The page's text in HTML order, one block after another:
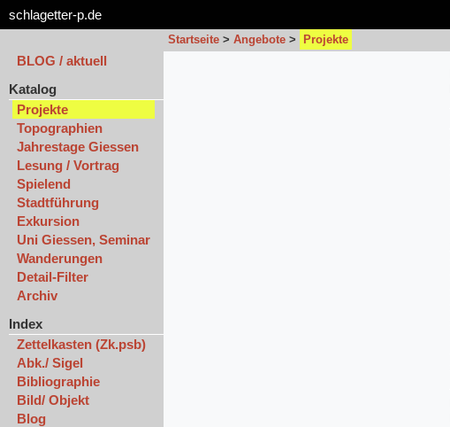
schlagetter-p.de
Startseite > Angebote > Projekte
BLOG / aktuell
Katalog
Projekte
Topographien
Jahrestage Giessen
Lesung / Vortrag
Spielend
Stadtführung
Exkursion
Uni Giessen, Seminar
Wanderungen
Detail-Filter
Archiv
Index
Zettelkasten (Zk.psb)
Abk./ Sigel
Bibliographie
Bild/ Objekt
Blog